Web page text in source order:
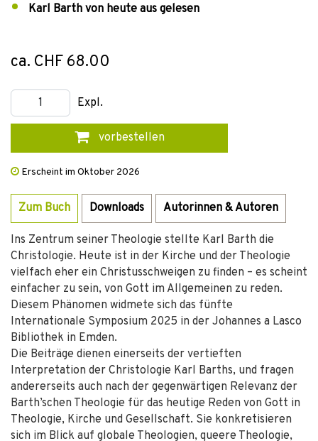
Karl Barth von heute aus gelesen
ca. CHF 68.00
Expl.
vorbestellen
Erscheint im Oktober 2026
Zum Buch Downloads Autorinnen & Autoren
Ins Zentrum seiner Theologie stellte Karl Barth die
Christologie. Heute ist in der Kirche und der Theologie
vielfach eher ein Christusschweigen zu finden – es scheint
einfacher zu sein, von Gott im Allgemeinen zu reden.
Diesem Phänomen widmete sich das fünfte
Internationale Symposium 2025 in der Johannes a Lasco
Bibliothek in Emden.
Die Beiträge dienen einerseits der vertieften
Interpretation der Christologie Karl Barths, und fragen
andererseits auch nach der gegenwärtigen Relevanz der
Barth’schen Theologie für das heutige Reden von Gott in
Theologie, Kirche und Gesellschaft. Sie konkretisieren
sich im Blick auf globale Theologien, queere Theologie,